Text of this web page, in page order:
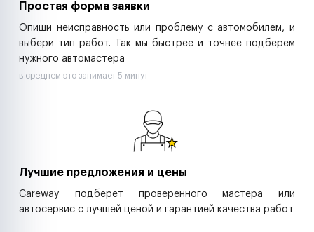
Простая форма заявки
Опиши неисправность или проблему с автомобилем, и
выбери тип работ. Так мы быстрее и точнее подберем
нужного автомастера
в среднем это занимает 5 минут
Лучшие предложения и цены
Careway подберет проверенного мастера или
автосервис с лучшей ценой и гарантией качества работ